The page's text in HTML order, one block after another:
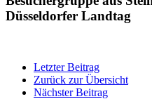
Düsseldorfer Landtag
Letzter Beitrag
Zurück zur Übersicht
Nächster Beitrag